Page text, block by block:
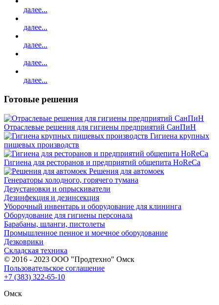
далее...
далее...
далее...
далее...
далее...
Готовые решения
Отраслевые решения для гигиены предприятий СанПиН
Гигиена крупных
пищевых производств
Гигиена для ресторанов и предприятий общепита HoReCa
Решения для автомоек
Генераторы холодного, горячего тумана
Дезустановки и опрыскиватели
Дезинфекция и дезинсекция
Уборочный инвентарь и оборудование для клининга
Оборудование для гигиены персонала
Барабаны, шланги, пистолеты
Промышленное пенное и моечное оборудование
Дезковрики
Складская техника
© 2016 - 2023 ООО "Продтехно" Омск
Пользовательское соглашение
+7 (383) 322-65-10
Омск